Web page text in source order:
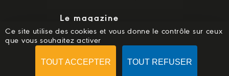
Le magazine
Dernier numéro
Numéros précédents
Ce site utilise des cookies et vous donne le contrôle sur ceux
que vous souhaitez activer
TOUT ACCEPTER TOUT REFUSER